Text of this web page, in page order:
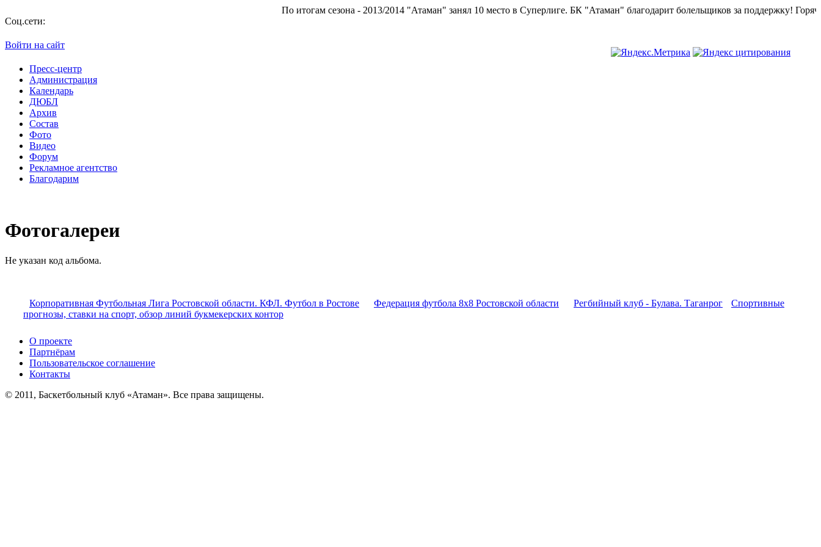
По итогам сезона - 2013/2014 "Атаман" занял 10 место в Суперлиге.БК "Атаман" благодарит болельщиков за поддержку!Горячая
Соц.сети:
Войти на сайт
Пресс-центр
Администрация
Календарь
ДЮБЛ
Архив
Состав
Фото
Видео
Форум
Рекламное агентство
Благодарим
Фотогалереи
Не указан код альбома.
Корпоративная Футбольная Лига Ростовской области. КФЛ. Футбол в Ростове Федерация футбола 8x8 Ростовской области Регбийный клуб - Булава. Таганрог
Спортивные
прогнозы, ставки на спорт, обзор линий букмекерских контор
О проекте
Партнёрам
Пользовательское соглашение
Контакты
© 2011, Баскетбольный клуб «Атаман». Все права защищены.